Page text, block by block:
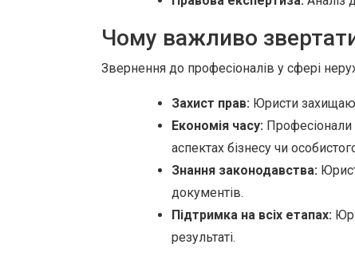
Чому важливо
Звернення до професіоналів у сфері
Захист прав: Юристи
Економія часу:
аспектах бізнесу чи
Знання законодавства:
документів.
Підтримка на всіх етапах:
результаті.